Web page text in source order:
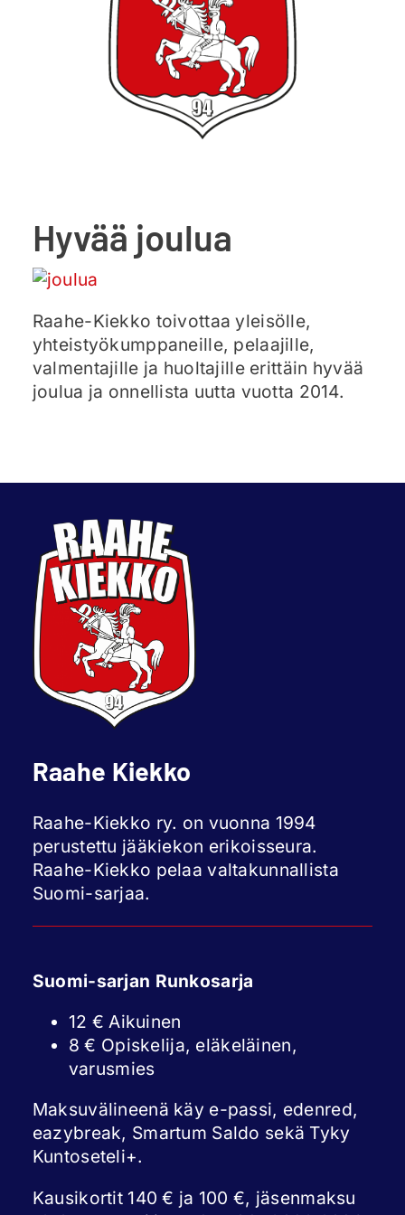
Ajankohtaista
Hyvää joulua
Raahe-Kiekko toivottaa yleisölle,
yhteistyökumppaneille, pelaajille,
valmentajille ja huoltajille erittäin hyvää
joulua ja onnellista uutta vuotta 2014.
Raahe Kiekko
Raahe-Kiekko ry. on vuonna 1994
perustettu jääkiekon erikoisseura.
Raahe-Kiekko pelaa valtakunnallista
Suomi-sarjaa.
Suomi-sarjan Runkosarja
12 € Aikuinen
8 € Opiskelija, eläkeläinen,
varusmies
Maksuvälineenä käy e-passi, edenred,
eazybreak, Smartum Saldo sekä Tyky
Kuntoseteli+.
Kausikortit 140 € ja 100 €, jäsenmaksu